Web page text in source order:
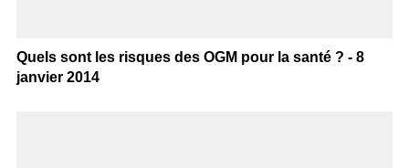
Quels sont les risques des OGM pour la santé ? - 8
janvier 2014